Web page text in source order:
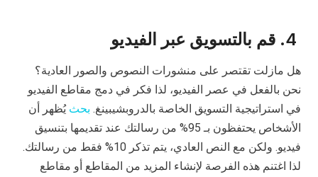
هل مازلت تقتصر على منشورات النصوص والصور العادية؟
نحن بالفعل في عصر الفيديو، لذا فكر في دمج مقاطع الفيديو
في استراتيجية التسويق الخاصة بالدروبشيبينغ. بحث يُظهر أن
الأشخاص يحتفظون بـ 95% من رسالتك عند تقديمها بتنسيق
فيديو. ولكن مع النص العادي، يتم تذكر 10% فقط من رسالتك.
لذا اغتنم هذه الفرصة لإنشاء المزيد من المقاطع أو مقاطع